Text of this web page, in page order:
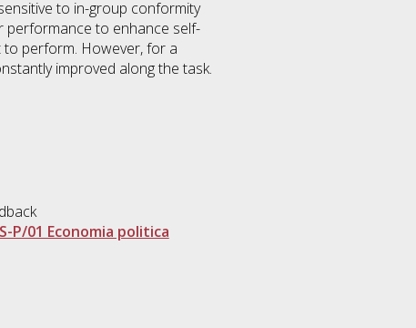
to in-group conformity
performance to enhance self-
perform. However, for a
improved along the task.
P/01 Economia politica